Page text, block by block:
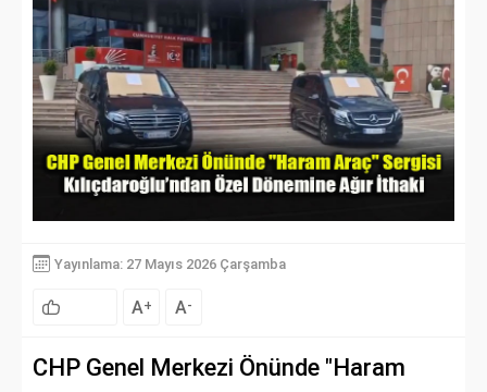
Yayınlama: 27 Mayıs 2026 Çarşamba
A+ A-
CHP Genel Merkezi Önünde "Haram